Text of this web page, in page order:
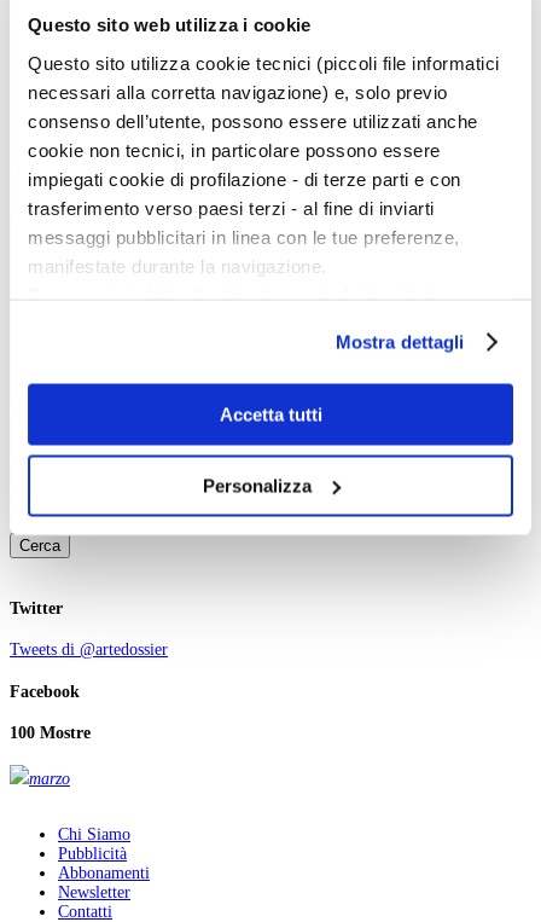
Questo sito web utilizza i cookie
Questo sito utilizza cookie tecnici (piccoli file informatici
necessari alla corretta navigazione) e, solo previo
consenso dell’utente, possono essere utilizzati anche
cookie non tecnici, in particolare possono essere
impiegati cookie di profilazione - di terze parti e con
trasferimento verso paesi terzi - al fine di inviarti
messaggi pubblicitari in linea con le tue preferenze,
manifestate durante la navigazione.
scelte privacy sui cookie, ti invitiamo a prendere visione
dell’informativa cookie.
Chiudendo il banner tramite la “X” prosegui la
navigazione senza alcuna profilazione e con installazione
il tuo consenso alla profilazione che potrai revocare in
Mostra dettagli
Accetta tutti
Personalizza
Grandi Mostre
In galleria
Cataloghi e libri
Concorsi e Lavoro
Scegli la data e imposta i filtri per ottimizzare la tua ricerca
Event end:
Ordering:
Cerca
Twitter
Tweets di @artedossier
Facebook
100 Mostre
marzo
Chi Siamo
Pubblicità
Abbonamenti
Newsletter
Contatti